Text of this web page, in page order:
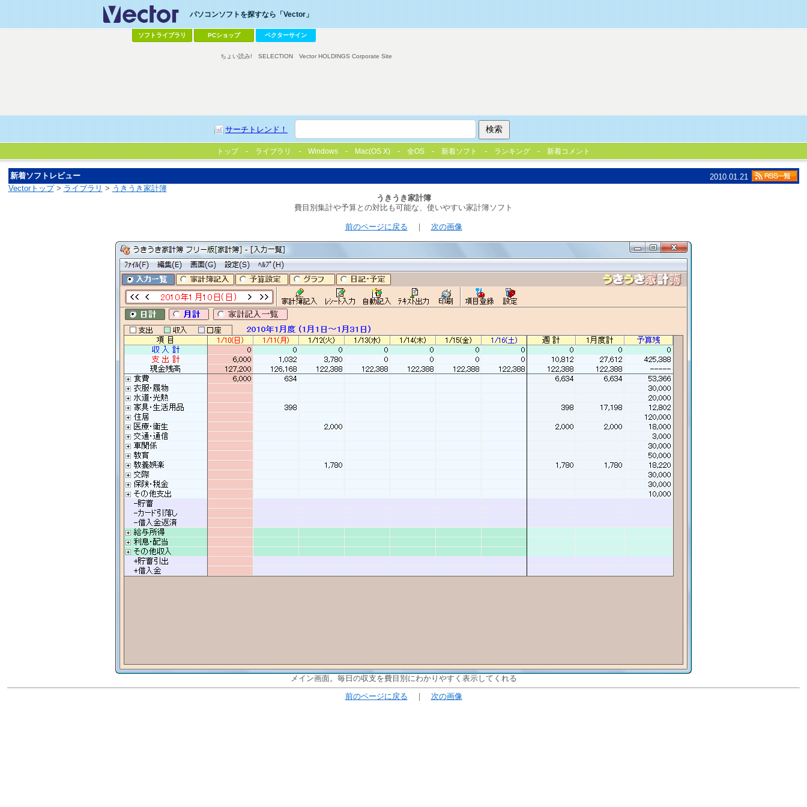
パソコンソフトを探すなら「Vector」
ソフトライブラリ PCショップ ベクターサイン
サーチトレンド！
ちょい読み! SELECTION Vector HOLDINGS Corporate Site
トップ ライブラリ Windows Mac(OS X) 全OS 新着ソフト ランキング 新着コメント
新着ソフトレビュー
2010.01.21
Vectorトップ> ライブラリ > うきうき家計簿
うきうき家計簿
費目別集計や予算との対比も可能な、使いやすい家計簿ソフト
前のページに戻る ｜ 次の画像
メイン画面。毎日の収支を費目別にわかりやすく表示してくれる
前のページに戻る ｜ 次の画像